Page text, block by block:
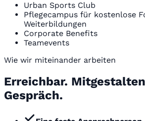
Urban Sports Club
Pflegecampus für kostenlose
Weiterbildungen
Corporate Benefits
Teamevents
Wie wir miteinander arbeiten
Erreichbar.
Gespräch.